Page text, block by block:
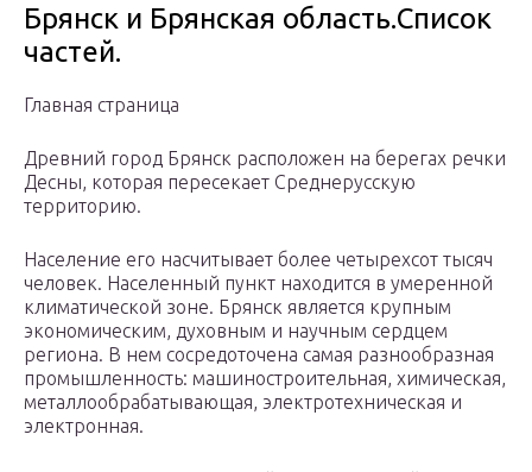
Брянск и Брянская область.Список
частей.
Главная страница
Древний город Брянск расположен на берегах речки
Десны, которая пересекает Среднерусскую
территорию.
Население его насчитывает более четырехсот тысяч
человек. Населенный пункт находится в умеренной
климатической зоне. Брянск является крупным
экономическим, духовным и научным сердцем
региона. В нем сосредоточена самая разнообразная
промышленность: машиностроительная, химическая,
металлообрабатывающая, электротехническая и
электронная.